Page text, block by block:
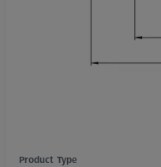
Product Type